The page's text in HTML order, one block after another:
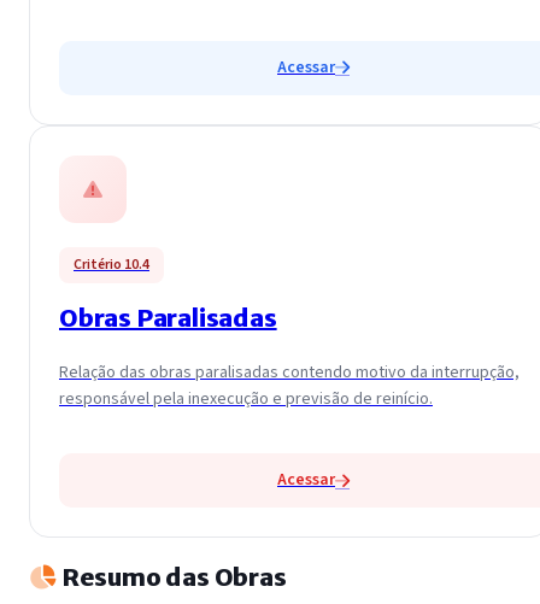
Acessar
Critério 10.4
Obras Paralisadas
Relação das obras paralisadas contendo motivo da interrupção,
responsável pela inexecução e previsão de reinício.
Acessar
Resumo das Obras